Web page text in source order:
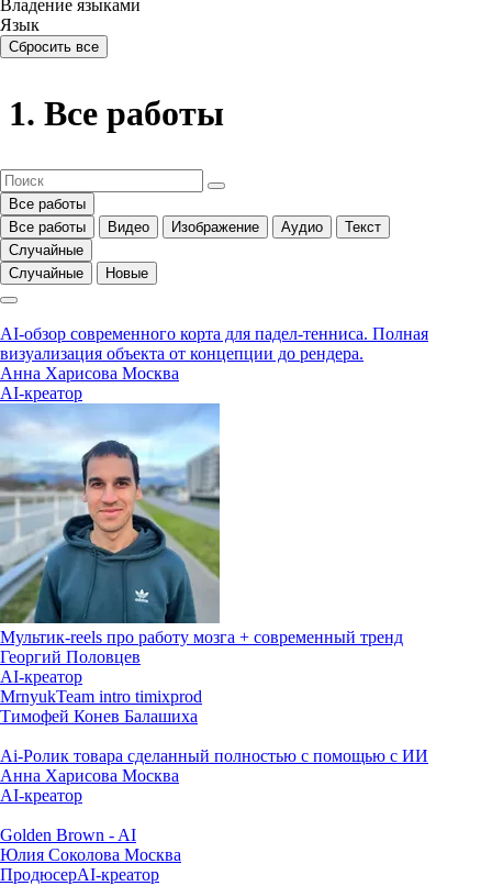
Владение языками
Язык
Сбросить все
Все работы
Все работы
Все работы
Видео Изображение Аудио
Текст
Случайные
Случайные
Новые
AI-обзор современного корта для падел-тенниса. Полная
визуализация объекта от концепции до рендера.
Анна Харисова Москва
AI-креатор
Мультик-reels про работу мозга + современный тренд
Георгий Половцев
AI-креатор
MrnyukTeam intro timixprod
Тимофей Конев Балашиха
Ai-Ролик товара сделанный полностью с помощью с ИИ
Анна Харисова Москва
AI-креатор
Golden Brown - AI
Юлия Соколова Москва
ПродюсерAI-креатор